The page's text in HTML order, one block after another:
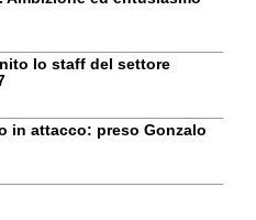
lo staff del settore
in attacco: preso Gonzalo